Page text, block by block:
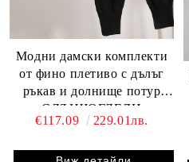
Модни дамски комплекти
от фино плетиво с дълъг
ръкав и долнище потур
СЛЪНЧОГЛЕДИ
€117.09
229.01лв.